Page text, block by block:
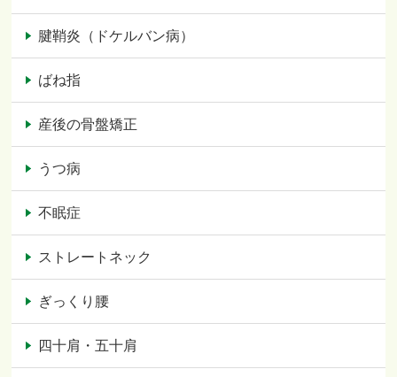
腱鞘炎（ドケルバン病）
ばね指
産後の骨盤矯正
うつ病
不眠症
ストレートネック
ぎっくり腰
四十肩・五十肩